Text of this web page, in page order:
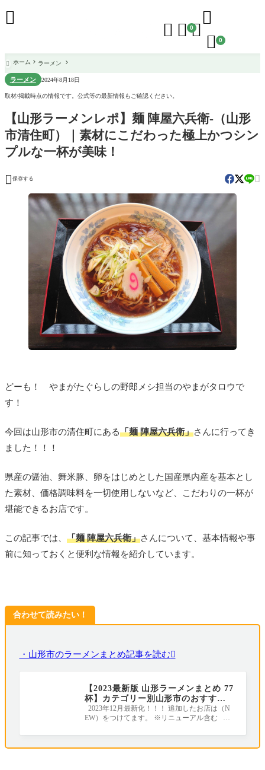
  0

 0

 ホーム ラーメン
ラーメン 2024年8月18日
取材/掲載時点の情報です。公式等の最新情報もご確認ください。
【山形ラーメンレポ】麺 陣屋六兵衛-（山形
市清住町）｜素材にこだわった極上かつシン
プルな一杯が美味！
 保存する 
どーも！ やまがたぐらしの野郎メシ担当のやまがタロウで
す！
今回は山形市の清住町にある「麺 陣屋六兵衛」さんに行ってき
ました！！！
県産の醤油、舞米豚、卵をはじめとした国産県内産を基本とし
た素材、価格調味料を一切使用しないなど、こだわりの一杯が
堪能できるお店です。
この記事では、 「麺 陣屋六兵衛」さんについて、基本情報や事
前に知っておくと便利な情報を紹介しています。
合わせて読みたい！
・山形市のラーメンまとめ記事を読む
【2023最新版 山形ラーメンまとめ 77
杯】カテゴリー別山形市のおすすめ
ラーメン店｜地元ライターがすべて
行きました！
2023年12月最新化！！！ 追加したお店は（N
EW）をつけてます。 ※リニューアル含む ラ